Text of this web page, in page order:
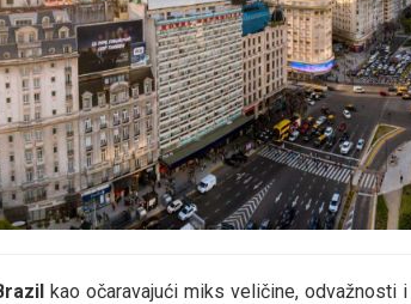
kao očaravajući miks veličine,